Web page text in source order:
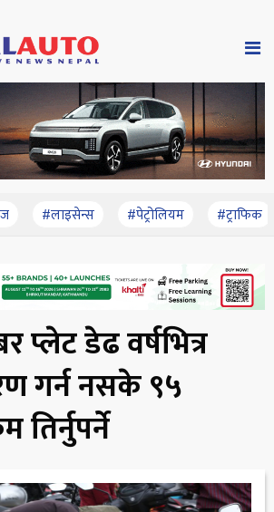
#लाइसेन्स #पेट्रोलियम #ट्राफिक
प्लेट डेढ वर्षभित्र
गर्न नसके ९५
तिर्नुपर्ने